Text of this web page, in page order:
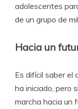
adolescentes
de un grupo de
Hacia un
Es difícil saber el
ha iniciado, pero
marcha hacia un